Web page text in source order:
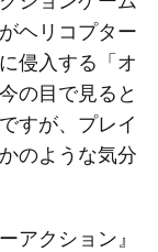
ヘリコプター
侵入する「オ
の目で見ると
すが、プレイ
のような気分
アクション』